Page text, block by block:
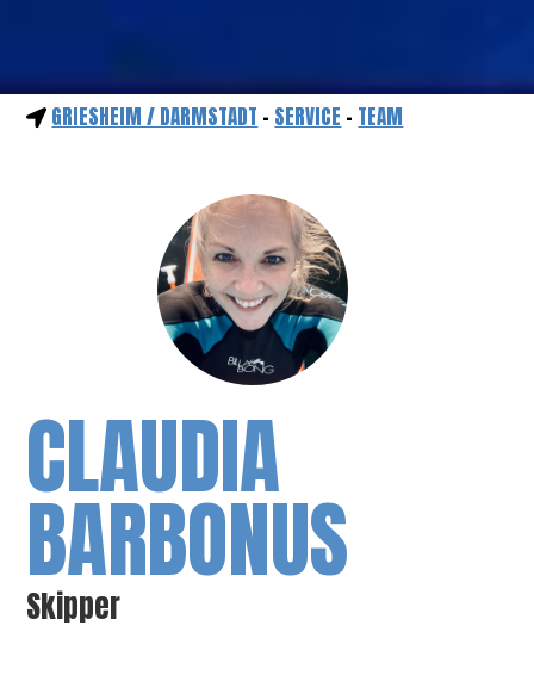
GRIESHEIM / DARMSTADT - SERVICE - TEAM
CLAUDIA
BARBONUS
Skipper